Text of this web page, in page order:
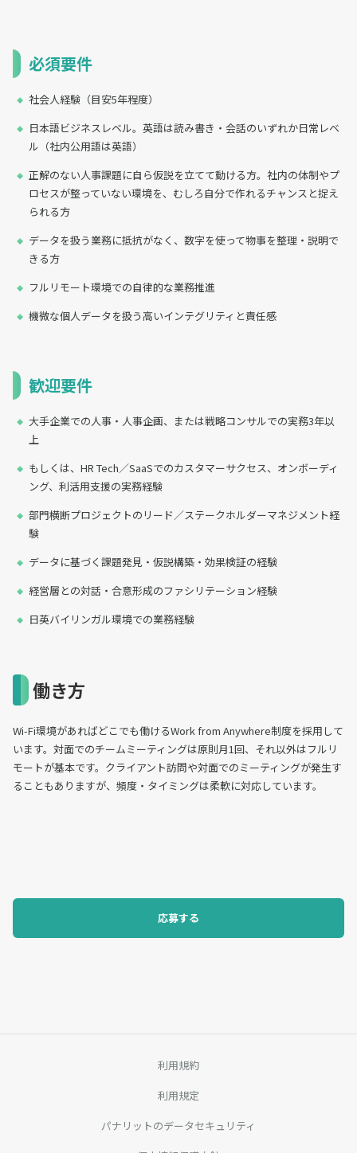
必須要件
社会人経験（目安5年程度）
日本語ビジネスレベル。英語は読み書き・会話のいずれか日常レベ
ル（社内公用語は英語）
正解のない人事課題に自ら仮説を立てて動ける方。社内の体制やプ
ロセスが整っていない環境を、むしろ自分で作れるチャンスと捉え
られる方
データを扱う業務に抵抗がなく、数字を使って物事を整理・説明で
きる方
フルリモート環境での自律的な業務推進
機微な個人データを扱う高いインテグリティと責任感
歓迎要件
大手企業での人事・人事企画、または戦略コンサルでの実務3年以
上
もしくは、HR Tech／SaaSでのカスタマーサクセス、オンボーディ
ング、利活用支援の実務経験
部門横断プロジェクトのリード／ステークホルダーマネジメント経
験
データに基づく課題発見・仮説構築・効果検証の経験
経営層との対話・合意形成のファシリテーション経験
日英バイリンガル環境での業務経験
働き方
Wi-Fi環境があればどこでも働けるWork from Anywhere制度を採用して
います。対面でのチームミーティングは原則月1回、それ以外はフルリ
モートが基本です。クライアント訪問や対面でのミーティングが発生す
ることもありますが、頻度・タイミングは柔軟に対応しています。
応募する
利用規約
利用規定
パナリットのデータセキュリティ